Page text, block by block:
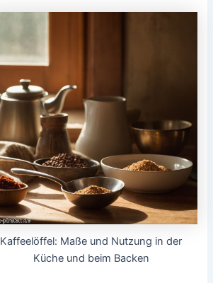
Kaffeelöffel: Maße und Nutzung in der
Küche und beim Backen